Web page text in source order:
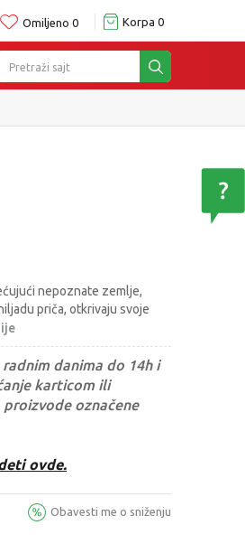
Omiljeno 0 Korpa 0
Pretraži sajt
nepoznate zemlje,
priča, otkrivaju svoje
danima do 14h i
karticom ili
označene
ovde.
Obavesti me o sniženju